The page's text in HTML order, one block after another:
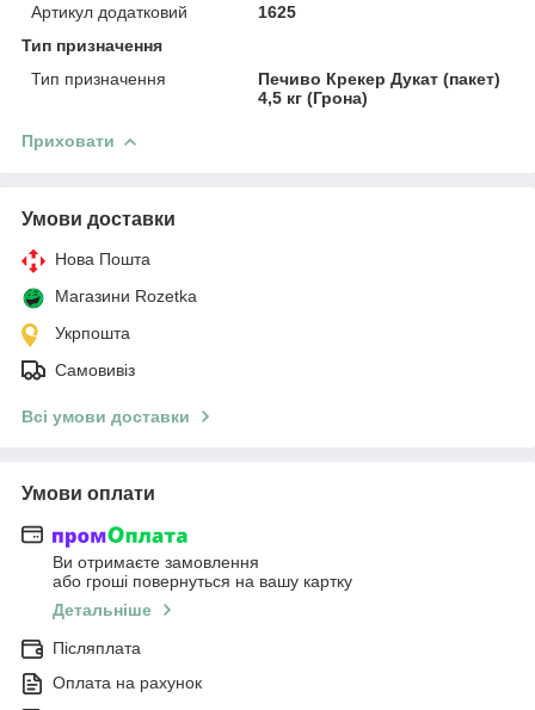
Артикул додатковий
1625
Тип призначення
Тип призначення
Печиво Крекер Дукат (пакет)
4,5 кг (Грона)
Приховати
Умови доставки
Нова Пошта
Магазини Rozetka
Укрпошта
Самовивіз
Всі умови доставки
Умови оплати
Ви отримаєте замовлення
або гроші повернуться на вашу картку
Детальніше
Післяплата
Оплата на рахунок